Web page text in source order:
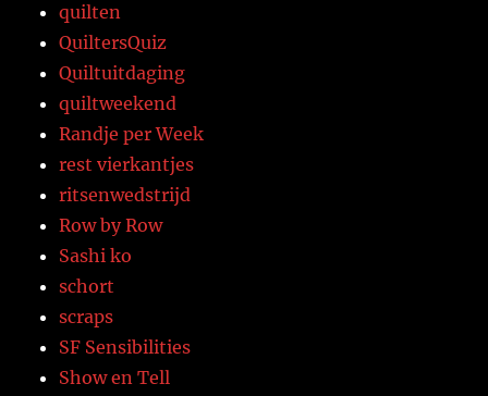
quilten
QuiltersQuiz
Quiltuitdaging
quiltweekend
Randje per Week
rest vierkantjes
ritsenwedstrijd
Row by Row
Sashi ko
schort
scraps
SF Sensibilities
Show en Tell